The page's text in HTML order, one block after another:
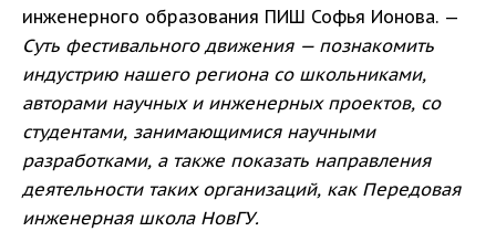
инженерного образования ПИШ Софья Ионова. —
Суть фестивального движения — познакомить
индустрию нашего региона со школьниками,
авторами научных и инженерных проектов, со
студентами, занимающимися научными
разработками, а также показать направления
деятельности таких организаций, как Передовая
инженерная школа НовГУ.